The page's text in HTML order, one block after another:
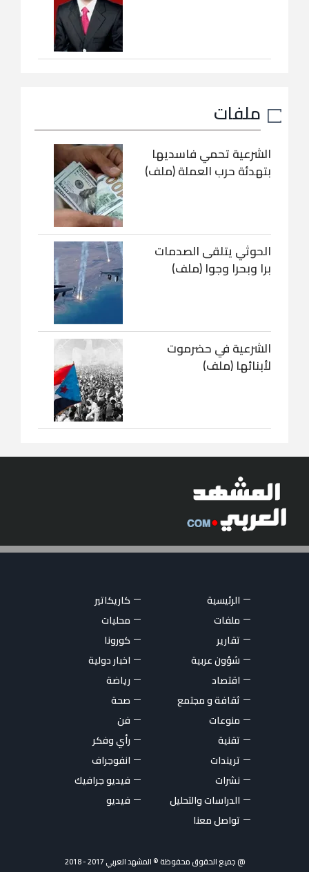
ملفات
الشرعية تحمي فاسديها
بتهدئة حرب العملة (ملف)
الحوثي يتلقى الصدمات
برا وبحرا وجوا (ملف)
الشرعية في حضرموت
لأبنائها (ملف)
الرئيسية
كاريكاتير
ملفات
محليات
تقارير
كورونا
شؤون عربية
اخبار دولية
اقتصاد
رياضة
ثقافة و مجتمع
صحة
منوعات
فن
تقنية
رأي وفكر
تريندات
انفوجراف
نشرات
فيديو جرافيك
الدراسات والتحليل
فيديو
تواصل معنا
@ جميع الحقوق محفوظة © المشهد العربي 2017 - 2018